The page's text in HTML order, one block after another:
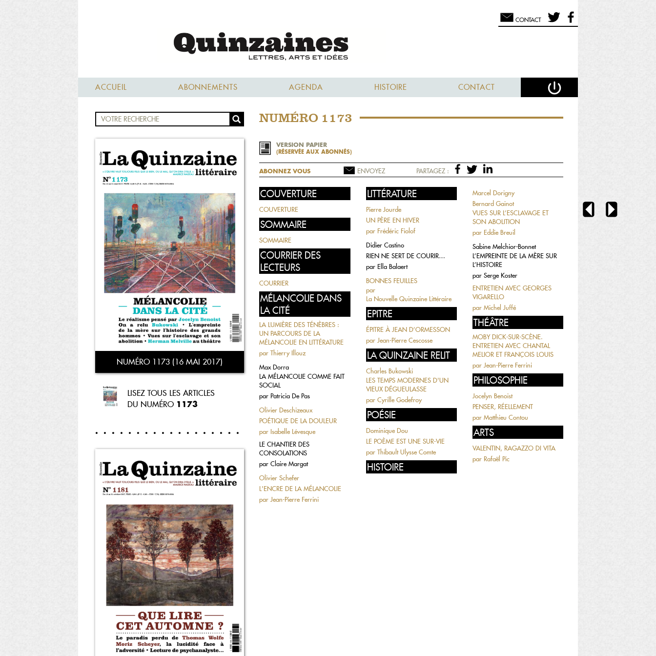
CONTACT
ACCUEIL ABONNEMENTS AGENDA HISTOIRE CONTACT
NUMÉRO 1173 (16 MAI 2017)
LISEZ TOUS LES ARTICLES
DU NUMÉRO 1173
NUMÉRO 1173
VERSION PAPIER
(RÉSERVÉE AUX ABONNÉS)
ABONNEZ VOUS ENVOYEZ PARTAGEZ :
COUVERTURE
COUVERTURE
SOMMAIRE
SOMMAIRE
COURRIER DES
LECTEURS
COURRIER
MÉLANCOLIE DANS
LA CITÉ
LA LUMIÈRE DES TÉNÈBRES :
UN PARCOURS DE LA
MÉLANCOLIE EN LITTÉRATURE
parThierry Illouz
Max Dorra
LA MÉLANCOLIE COMME FAIT
SOCIAL
par Patricia De Pas
Olivier Deschizeaux
POÉTIQUE DE LA DOULEUR
par Isabelle Lévesque
LE CHANTIER DES
CONSOLATIONS
parClaire Margat
Olivier Schefer
L'ENCRE DE LA MÉLANCOLIE
parJean-Pierre Ferrini
LITTÉRATURE
Pierre Jourde
UN PÈRE EN HIVER
par Frédéric Fiolof
Didier Castino
RIEN NE SERT DE COURIR…
par Ella Balaert
BONNES FEUILLES
par
La Nouvelle Quinzaine Littéraire
EPITRE
ÉPITRE À JEAN D’ORMESSON
par Jean-Pierre Cescosse
LA QUINZAINE RELIT
Charles Bukowski
LES TEMPS MODERNES D'UN
VIEUX DÉGUEULASSE
par Cyrille Godefroy
POÉSIE
Dominique Dou
LE POÈME EST UNE SUR-VIE
par Thibault Ulysse Comte
HISTOIRE
Marcel Dorigny
Bernard Gainot
VUES SUR L’ESCLAVAGE ET
SON ABOLITION
par Eddie Breuil
Sabine Melchior-Bonnet
L’EMPREINTE DE LA MÈRE SUR
L’HISTOIRE
par Serge Koster
ENTRETIEN AVEC GEORGES
VIGARELLO
par Michel Juffé
THÉÂTRE
MOBY DICK-SUR-SCÈNE.
ENTRETIEN AVEC CHANTAL
MELIOR ET FRANÇOIS LOUIS
par Jean-Pierre Ferrini
PHILOSOPHIE
Jocelyn Benoist
PENSER, RÉELLEMENT
par Matthieu Contou
ARTS
VALENTIN, RAGAZZO DI VITA
par Rafaël Pic